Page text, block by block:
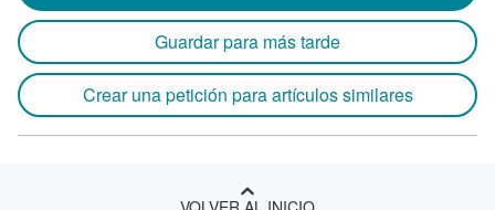
Guardar para más tarde
Crear una petición para artículos similares